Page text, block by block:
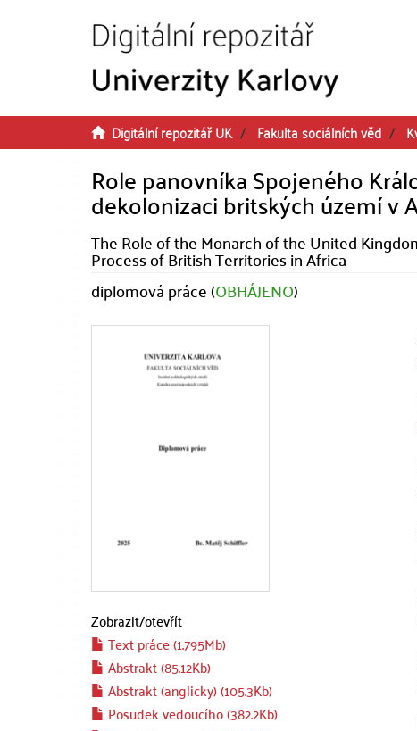
Digitální repozitář UK Fakulta sociálních věd
Role panovníka Spojeného
dekolonizaci britských území v
The Role of the Monarch of the United
Process of British Territories in Africa
diplomová práce (OBHÁJENO)
Zobrazit/otevřít
Text práce (1.795Mb)
Abstrakt (85.12Kb)
Abstrakt (anglicky) (105.3Kb)
Posudek vedoucího (382.2Kb)